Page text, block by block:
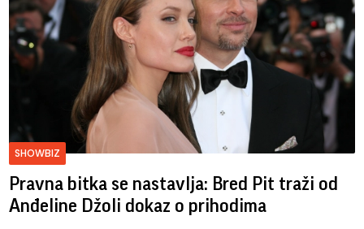
SHOWBIZ
Pravna bitka se nastavlja: Bred ​​Pit traži od
Anđeline Džoli dokaz o prihodima